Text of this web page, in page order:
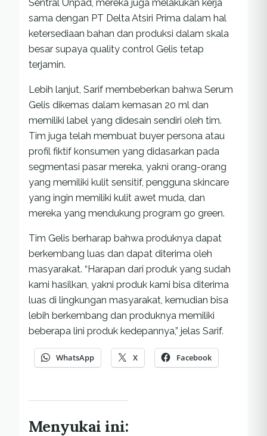
Sentral Unpad, mereka juga melakukan kerja
sama dengan PT Delta Atsiri Prima dalam hal
ketersediaan bahan dan produksi dalam skala
besar supaya quality control Gelis tetap
terjamin.
Lebih lanjut, Sarif membeberkan bahwa Serum
Gelis dikemas dalam kemasan 20 ml dan
memiliki label yang didesain sendiri oleh tim.
Tim juga telah membuat buyer persona atau
profil fiktif konsumen yang didasarkan pada
segmentasi pasar mereka, yakni orang-orang
yang memiliki kulit sensitif, pengguna skincare
yang ingin memiliki kulit awet muda, dan
mereka yang mendukung program go green.
Tim Gelis berharap bahwa produknya dapat
berkembang luas dan dapat diterima oleh
masyarakat. “Harapan dari produk yang sudah
kami hasilkan, yakni produk kami bisa diterima
luas di lingkungan masyarakat, kemudian bisa
lebih berkembang dan produknya memiliki
beberapa lini produk kedepannya,” jelas Sarif.
WhatsApp X Facebook
Menyukai ini: